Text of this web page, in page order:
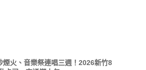
煙火、音樂祭連唱三週！2026新竹8